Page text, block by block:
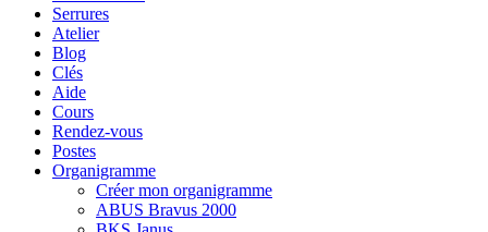
Serrures
Atelier
Blog
Clés
Aide
Cours
Rendez-vous
Postes
Organigramme
Créer mon organigramme
ABUS Bravus 2000